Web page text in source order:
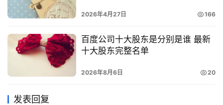
2026年4月27日 166
百度公司十大股东是分别是谁 最新
十大股东完整名单
2026年8月6日 20
发表回复